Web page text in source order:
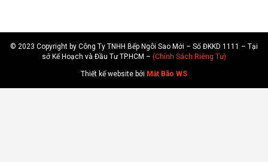
© 2023 Copyright by Công Ty TNHH Bếp Ngôi Sao Mới – Số ĐKKD 1111 – Tại
sở Kế Hoạch và Đầu Tư TP.HCM – (Chính Sách Riêng Tư)
Thiết kế website bởi Mắt Bão WS